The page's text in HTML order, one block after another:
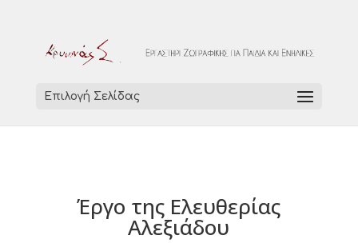
Επιλογή Σελίδας
Έργο της Ελευθερίας
Αλεξιάδου